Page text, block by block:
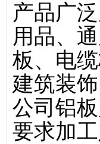
产品广
用品、
板、电
建筑装
公司铝
要求加